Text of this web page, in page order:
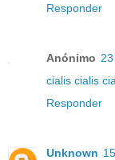
Responder
Anónimo
cialis cialis
Responder
Unknown